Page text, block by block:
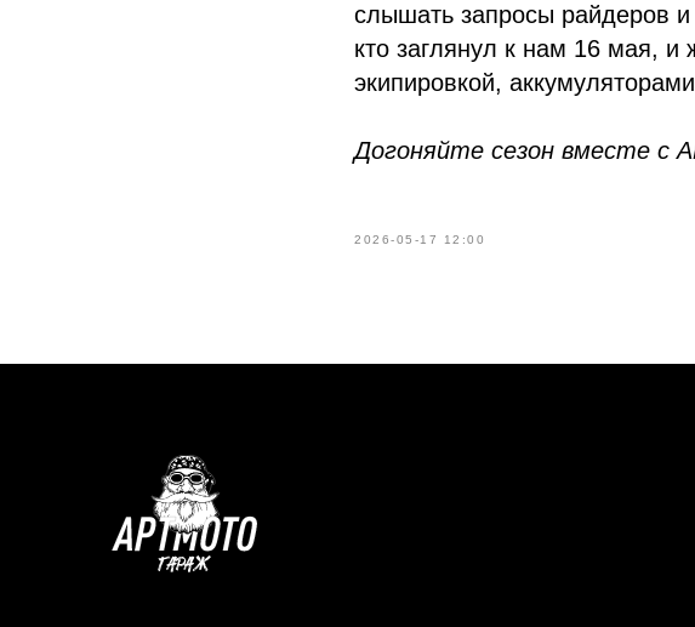
слышать запросы райдеров
кто заглянул к нам 16 мая,
экипировкой,
Догоняйте сезон вместе с
2026-05-17 12:00